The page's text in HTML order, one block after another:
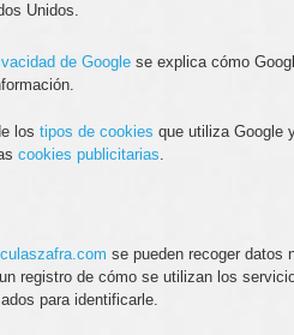
Unidos.
de Google se explica cómo
los tipos de cookies que utiliza Google
cookies publicitarias
se pueden recoger datos
registro de cómo se utilizan los
para identificarle.